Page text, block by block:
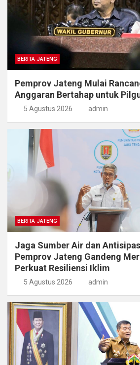
BERITA JATENG
Pemprov Jateng Mulai
Anggaran Bertahap untuk
5 Agustus 2026 admin
BERITA JATENG
Jaga Sumber Air dan
Pemprov Jateng Gandeng
Perkuat Resiliensi Iklim
5 Agustus 2026 admin